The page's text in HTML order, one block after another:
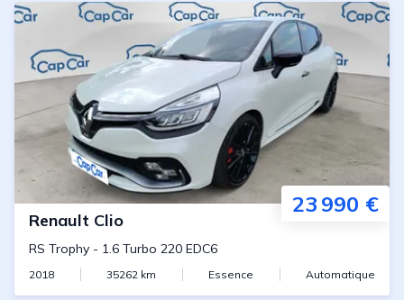
23 990 €
Renault Clio
RS Trophy - 1.6 Turbo 220 EDC6
2018 35262 km Essence Automatique